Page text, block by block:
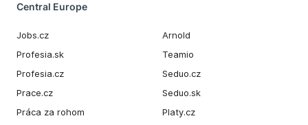
Central Europe
Jobs.cz
Profesia.sk
Profesia.cz
Prace.cz
Práca za rohom
Arnold
Teamio
Seduo.cz
Seduo.sk
Platy.cz